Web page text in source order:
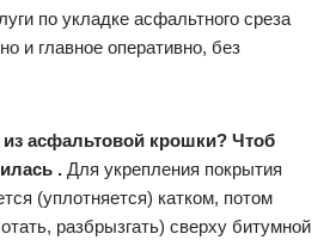
по укладке асфальтного среза
и главное оперативно, без
из асфальтовой крошки? Чтоб
. Для укрепления покрытия
(уплотняется) катком, потом
разбрызгать) сверху битумной